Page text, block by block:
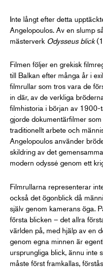
Inte långt efter detta
Angelopoulos. Av en slump
mästerverk Odysseus blick(
Filmen följer en grekisk
till Balkan efter många år i
filmrullar som tros vara de
in där, av de verkliga
filmhistoria i början av 1900-
gjorde dokumentärfilmer
traditionellt arbete och
Angelopoulos använder
skildring av det
modern odyssé genom ett
Filmrullarna representerar
också det ögonblick då
själv genom kamerans öga.
första blicken – det allra
världen på, med hjälp av en
genom egna minnen är
ursprungliga blick, ännu inte
måste först framkallas,